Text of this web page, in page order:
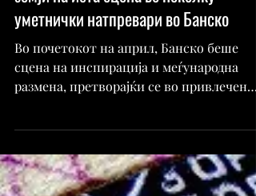
Деца и младинци од Бугарија, Северна
Македонија, Бразил и други европски
земји на иста сцена во неколку
уметнички натпревари во Банско
сцена на инспирација и меѓународна
размена, претворајќи се во привлечен
центар за млади таленти и уметност.
Градот оживеа со ритамот на